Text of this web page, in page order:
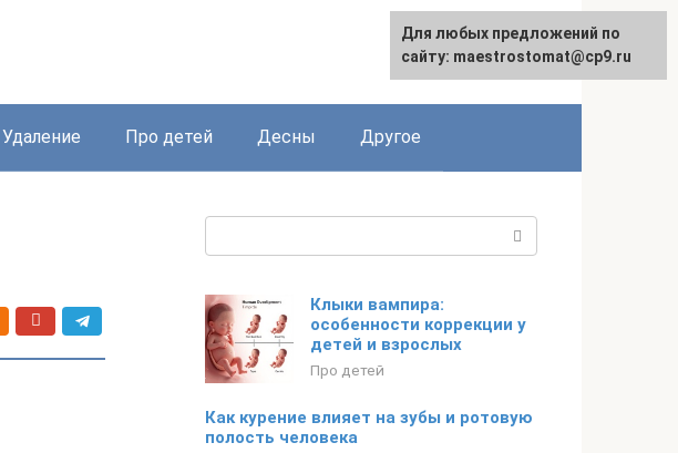
Удаление Про детей Десны Другое
Клыки вампира:
особенности коррекции у
детей и взрослых
Про детей
Как курение влияет на зубы и ротовую
полость человека
Для любых предложений по
сайту: maestrostomat@cp9.ru